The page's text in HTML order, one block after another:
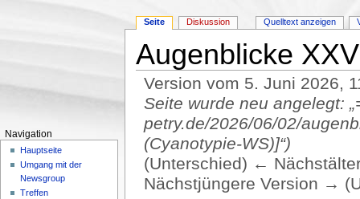
Augenblicke
Version vom 5. Juni 2026,
Seite wurde neu angelegt:
petry.de/2026/06/02/
(Cyanotypie-WS)]“)
(Unterschied) ←
Nächstjüngere Version →
Seite Diskussion Quelltext anzeigen
Navigation
Hauptseite
Umgang mit der
Newsgroup
Treffen